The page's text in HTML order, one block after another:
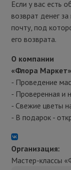
Если у вас есть
возврат денег
почту, под
его возврата.
О компании
«Флора Маркет»
- Проведение
- Проверенная и
- Свежие цветы
- В подарок -
Организация:
Мастер-классы